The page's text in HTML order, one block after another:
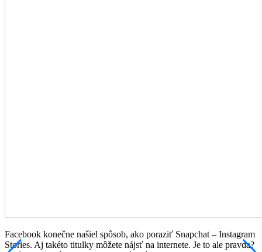
Facebook konečne našiel spôsob, ako poraziť Snapchat – Instagram
Stories. Aj takéto titulky môžete nájsť na internete. Je to ale pravda?